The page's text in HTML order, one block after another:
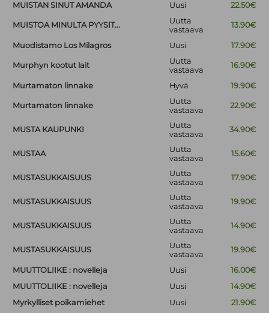
MUISTAN SINUT AMANDA
Uusi 22.50€
MUISTOA MINULTA PYYSIT...
Uutta
vastaava
13.90€
Muodistamo Los Milagros Uusi 17.90€
Murphyn kootut lait
Uutta
vastaava
16.90€
Murtamaton linnake Hyvä 19.90€
Murtamaton linnake
Uutta
vastaava
22.90€
MUSTA KAUPUNKI
Uutta
vastaava
34.90€
MUSTAA
Uutta
vastaava
15.60€
MUSTASUKKAISUUS
Uutta
vastaava
17.90€
MUSTASUKKAISUUS
Uutta
vastaava
19.90€
MUSTASUKKAISUUS
Uutta
vastaava
14.90€
MUSTASUKKAISUUS
Uutta
vastaava
19.90€
MUUTTOLIIKE : novelleja Uusi
16.00€
MUUTTOLIIKE : novelleja
Uusi
14.90€
Myrkylliset poikamiehet
Uusi 21.90€